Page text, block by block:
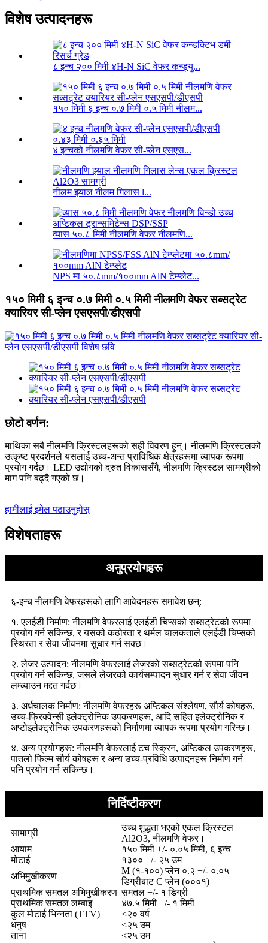
विशेष उत्पादनहरू
८ इन्च २०० मिमी ४H-N SiC वेफर कन्ड्यु...
१५० मिमी ६ इन्च ०.७ मिमी ०.५ मिमी नीलम...
४ इन्चको नीलमणि वेफर सी-प्लेन एसएस...
नीलम झ्याल नीलम गिलास l...
व्यास ५०.८ मिमी नीलमणि वेफर नीलमणि...
NPS मा ५०.८mm/१००mm AlN टेम्प्लेट...
१५० मिमी ६ इन्च ०.७ मिमी ०.५ मिमी नीलमणि वेफर सब्सट्रेट
क्यारियर सी-प्लेन एसएसपी/डीएसपी
छोटो वर्णन:
माथिका सबै नीलमणि क्रिस्टलहरूको सही विवरण हुन्। नीलमणि क्रिस्टलको
उत्कृष्ट प्रदर्शनले यसलाई उच्च-अन्त प्राविधिक क्षेत्रहरूमा व्यापक रूपमा
प्रयोग गर्दछ। LED उद्योगको द्रुत विकाससँगै, नीलमणि क्रिस्टल सामग्रीको
माग पनि बढ्दै गएको छ।
हामीलाई इमेल पठाउनुहोस्
विशेषताहरू
अनुप्रयोगहरू
६-इन्च नीलमणि वेफरहरूको लागि आवेदनहरू समावेश छन्:
१. एलईडी निर्माण: नीलमणि वेफरलाई एलईडी चिप्सको सब्सट्रेटको रूपमा
प्रयोग गर्न सकिन्छ, र यसको कठोरता र थर्मल चालकताले एलईडी चिप्सको
स्थिरता र सेवा जीवनमा सुधार गर्न सक्छ।
२. लेजर उत्पादन: नीलमणि वेफरलाई लेजरको सब्सट्रेटको रूपमा पनि
प्रयोग गर्न सकिन्छ, जसले लेजरको कार्यसम्पादन सुधार गर्न र सेवा जीवन
लम्ब्याउन मद्दत गर्दछ।
३. अर्धचालक निर्माण: नीलमणि वेफरहरू अप्टिकल संश्लेषण, सौर्य कोषहरू,
उच्च-फ्रिक्वेन्सी इलेक्ट्रोनिक उपकरणहरू, आदि सहित इलेक्ट्रोनिक र
अप्टोइलेक्ट्रोनिक उपकरणहरूको निर्माणमा व्यापक रूपमा प्रयोग गरिन्छ।
४. अन्य प्रयोगहरू: नीलमणि वेफरलाई टच स्क्रिन, अप्टिकल उपकरणहरू,
पातलो फिल्म सौर्य कोषहरू र अन्य उच्च-प्रविधि उत्पादनहरू निर्माण गर्न
पनि प्रयोग गर्न सकिन्छ।
निर्दिष्टीकरण
सामाग्री
उच्च शुद्धता भएको एकल क्रिस्टल
Al2O3, नीलमणि वेफर।
आयाम
१५० मिमी +/- ०.०५ मिमी, ६ इन्च
मोटाई
१३०० +/- २५ उम
अभिमुखीकरण
M (१-१००) प्लेन ०.२ +/- ०.०५
डिग्रीबाट C प्लेन (०००१)
प्राथमिक समतल अभिमुखीकरण समतल +/- १ डिग्री
प्राथमिक समतल लम्बाइ
४७.५ मिमी +/- १ मिमी
कुल मोटाई भिन्नता (TTV)
<२० वर्ष
धनुष
<२५ उम
ताना
<२५ उम